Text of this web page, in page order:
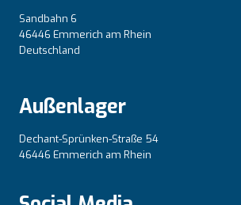
Sandbahn 6
46446 Emmerich am Rhein
Deutschland
Außenlager
Dechant-Sprünken-Straße 54
46446 Emmerich am Rhein